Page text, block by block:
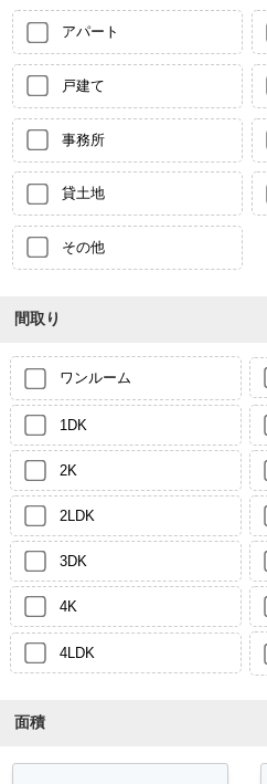
アパート
戸建て
事務所
貸土地
その他
間取り
ワンルーム
1DK
2K
2LDK
3DK
4K
4LDK
面積